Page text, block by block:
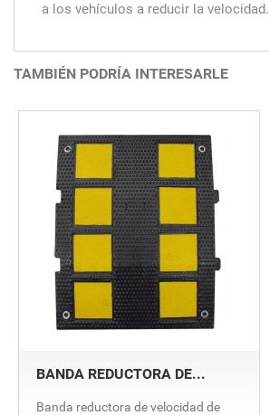
a los vehículos a reducir la velocidad.
TAMBIÉN PODRÍA INTERESARLE
BANDA REDUCTORA DE...
Banda reductora de velocidad de